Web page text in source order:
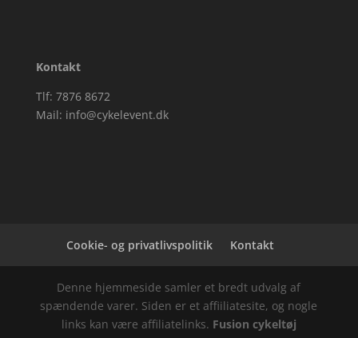
Kontakt
Tlf: 7876 8672
Mail: info@cykelevent.dk
Cookie- og privatlivspolitik Kontakt
Denne hjemmeside samler et bredt udvalg af
spændende varer. Siden er et affiiliatesite, og nogle
links kan være affiliatelinks. Fusion cykeltøj